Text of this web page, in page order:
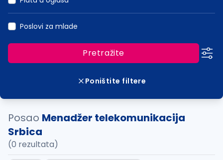
Poslovi za mlade
Pretražite
Poništite filtere
Posao Menadžer telekomunikacija
Srbica
(0 rezultata)